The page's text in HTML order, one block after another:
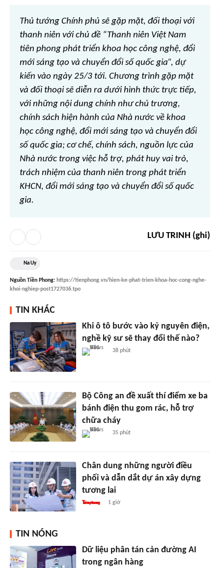
Thủ tướng Chính phủ sẽ gặp mặt, đối thoại với
thanh niên với chủ đề “Thanh niên Việt Nam
tiên phong phát triển khoa học công nghệ, đổi
mới sáng tạo và chuyển đổi số quốc gia”, dự
kiến vào ngày 25/3 tới. Chương trình gặp mặt
và đối thoại sẽ diễn ra dưới hình thức trực tiếp,
với những nội dung chính như chủ trương,
chính sách hiện hành của Nhà nước về khoa
học công nghệ, đổi mới sáng tạo và chuyển đổi
số quốc gia; cơ chế, chính sách, nguồn lực của
Nhà nước trong việc hỗ trợ, phát huy vai trò,
trách nhiệm của thanh niên trong phát triển
KHCN, đổi mới sáng tạo và chuyển đổi số quốc
gia.
LƯU TRINH (ghi)
Na Uy
Nguồn Tiền Phong: https://tienphong.vn/hien-ke-phat-trien-khoa-hoc-cong-nghe-
khoi-nghiep-post1727036.tpo
TIN KHÁC
Khi ô tô bước vào kỷ nguyên điện,
nghề kỹ sư sẽ thay đổi thế nào?
38 phút
Bộ Công an đề xuất thí điểm xe ba
bánh điện thu gom rác, hỗ trợ
chữa cháy
35 phút
Chân dung những người điều
phối và dẫn dắt dự án xây dựng
tương lai
1 giờ
TIN NÓNG
Dữ liệu phân tán cản đường AI
trong ngân hàng